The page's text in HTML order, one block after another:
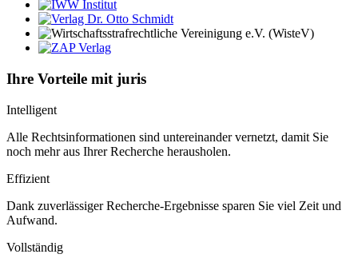
Ihre Vorteile mit juris
Intelligent
Alle Rechtsinformationen sind untereinander vernetzt, damit Sie
noch mehr aus Ihrer Recherche herausholen.
Effizient
Dank zuverlässiger Recherche-Ergebnisse sparen Sie viel Zeit und
Aufwand.
Vollständig